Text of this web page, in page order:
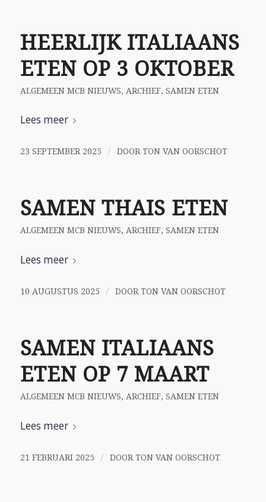
HEERLIJK ITALIAANS
ETEN OP 3 OKTOBER
ALGEMEEN MCB NIEUWS, ARCHIEF, SAMEN ETEN
Lees meer
23 SEPTEMBER 2025 / DOORTON VAN OORSCHOT
SAMEN THAIS ETEN
ALGEMEEN MCB NIEUWS, ARCHIEF, SAMEN ETEN
Lees meer
10 AUGUSTUS 2025 / DOORTON VAN OORSCHOT
SAMEN ITALIAANS
ETEN OP 7 MAART
ALGEMEEN MCB NIEUWS, ARCHIEF, SAMEN ETEN
Lees meer
21 FEBRUARI 2025 / DOORTON VAN OORSCHOT